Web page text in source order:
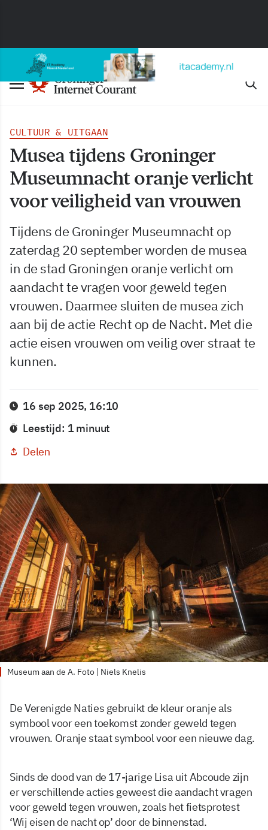
CULTUUR & UITGAAN
Musea tijdens Groninger
Museumnacht oranje verlicht
voor veiligheid van vrouwen
Tijdens de Groninger Museumnacht op
zaterdag 20 september worden de musea
in de stad Groningen oranje verlicht om
aandacht te vragen voor geweld tegen
vrouwen. Daarmee sluiten de musea zich
aan bij de actie Recht op de Nacht. Met die
actie eisen vrouwen om veilig over straat te
kunnen.
16 sep 2025, 16:10
Leestijd: 1 minuut
Delen
Museum aan de A. Foto | Niels Knelis
De Verenigde Naties gebruikt de kleur oranje als
symbool voor een toekomst zonder geweld tegen
vrouwen. Oranje staat symbool voor een nieuwe dag.
Sinds de dood van de 17-jarige Lisa uit Abcoude zijn
er verschillende acties geweest die aandacht vragen
voor geweld tegen vrouwen, zoals het fietsprotest
‘Wij eisen de nacht op’ door de binnenstad.